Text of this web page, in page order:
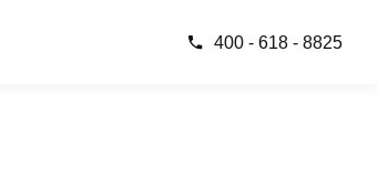
400 - 618 - 8825